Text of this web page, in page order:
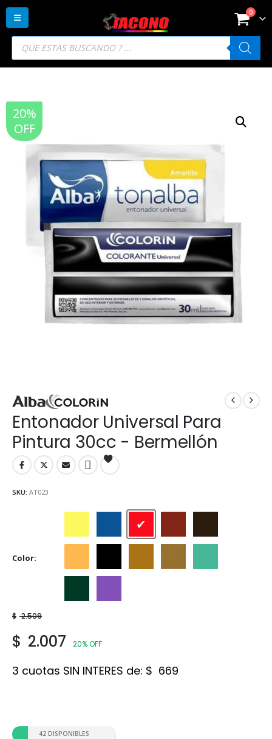
Búsqueda
productos
0
20%
OFF
Entonador Universal Para
Pintura 30cc - Bermellón
SKU: AT023
Color
Bermellón
$ 2.509
$ 2.007 20% OFF
3 cuotas SIN INTERES de: $ 669
42 DISPONIBLES